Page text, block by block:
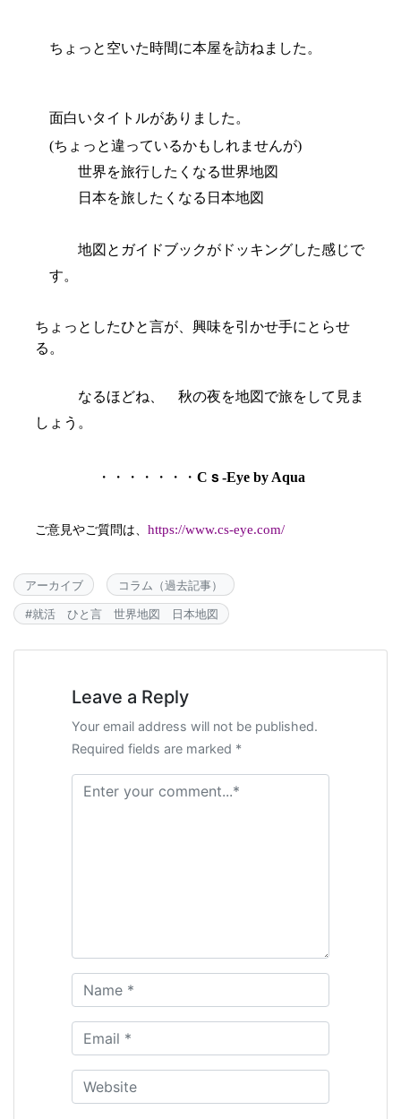
ちょっと空いた時間に本屋を訪ねました。
面白いタイトルがありました。
(ちょっと違っているかもしれませんが)
世界を旅行したくなる世界地図
日本を旅したくなる日本地図
地図とガイドブックがドッキングした感じで
す。
ちょっとしたひと言が、興味を引かせ手にとらせ
る。
なるほどね、 秋の夜を地図で旅をして見ま
しょう。
・・・・・・・ C ｓ -Eye by Aqua
ご意見やご質問は、 https://www.cs-eye.com/
アーカイブ コラム（過去記事）
#就活 ひと言 世界地図 日本地図
Leave a Reply
Your email address will not be published.
Required fields are marked *